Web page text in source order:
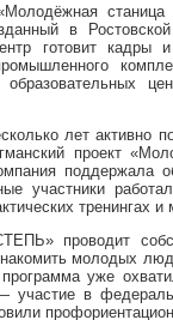
в
готовит кадры
образовательных
лет активно
проект
поддержала
участники
тренингах и
проводит
молодых
уже
участие в